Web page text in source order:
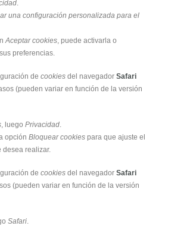
.
una configuración personalizada para el
Aceptar cookies, puede activarla o
preferencias.
de cookies del navegador Safari
(pueden variar en función de la versión
, luego Privacidad.
opción Bloquear cookies para que ajuste el
desea realizar.
de cookies del navegador Safari
(pueden variar en función de la versión
Safari.